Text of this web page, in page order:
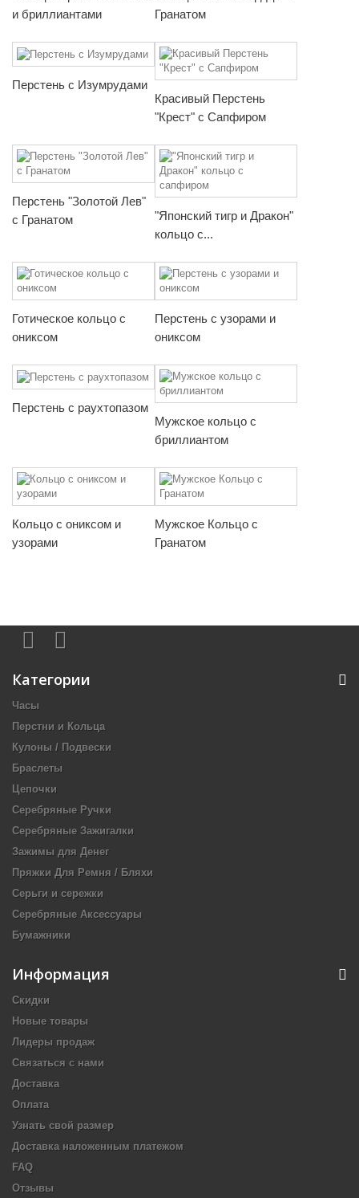
и бриллиантами
Гранатом
Перстень с Изумрудами
Красивый Перстень
"Крест" с Сапфиром
Перстень "Золотой Лев"
с Гранатом
"Японский тигр и Дракон"
кольцо с...
Готическое кольцо с
ониксом
Перстень с узорами и
ониксом
Перстень с раухтопазом
Мужское кольцо с
бриллиантом
Кольцо с ониксом и
узорами
Мужское Кольцо с
Гранатом
Категории
Часы
Перстни и Кольца
Кулоны / Подвески
Браслеты
Цепочки
Серебряные Ручки
Серебряные Зажигалки
Зажимы для Денег
Пряжки Для Ремня / Бляхи
Серьги и сережки
Серебряные Аксессуары
Бумажники
Информация
Скидки
Новые товары
Лидеры продаж
Связаться с нами
Доставка
Оплата
Узнать свой размер
Доставка наложенным платежом
FAQ
Отзывы